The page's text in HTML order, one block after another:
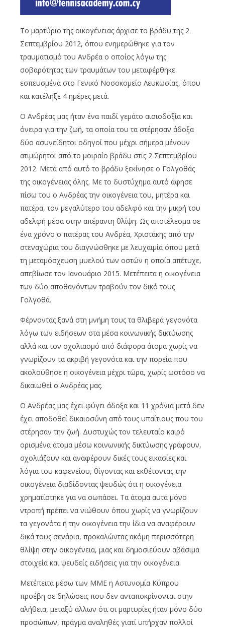
Το μαρτύριο της οικογένειας άρχισε το βράδυ της 2
Σεπτεμβρίου 2012, όπου ενημερώθηκε για τον
τραυματισμό του Ανδρέα ο οποίος λόγω της
σοβαρότητας των τραυμάτων του μεταφέρθηκε
εσπευσμένα στο Γενικό Νοσοκομείο Λευκωσίας, όπου
και κατέληξε 4 ημέρες μετά.
Ο Ανδρέας μας ήταν ένα παιδί γεμάτο αισιοδοξία και
όνειρα για την ζωή, τα οποία του τα στέρησαν άδοξα
δύο ασυνείδητοι οδηγοί που μέχρι σήμερα μένουν
ατιμώρητοι από το μοιραίο βράδυ στις 2 Σεπτεμβρίου
2012. Μετά από αυτό το βράδυ ξεκίνησε ο Γολγοθάς
της οικογένειας όλης. Με το δυστύχημα αυτό άφησε
πίσω του ο Ανδρέας την οικογένεια του, μητέρα και
πατέρα, τον μεγαλύτερο του αδελφό και την μικρή του
αδελφή μέσα στην απέραντη θλίψη. Ως αποτέλεσμα σε
ένα χρόνο ο πατέρας του Ανδρέα, Χριστάκης από την
στεναχώρια του διαγνώσθηκε με λευχαιμία όπου μετά
τη μεταμόσχευση μυελού των οστών η οποία απέτυχε,
απεβίωσε τον Ιανουάριο 2015. Μετέπειτα η οικογένεια
των δύο αποθανόντων τραβούν τον δικό τους
Γολγοθά.
Φέρνοντας ξανά στη μνήμη τους τα θλιβερά γεγονότα
λόγω των ειδήσεων στα μέσα κοινωνικής δικτύωσης
αλλά και τον σχολιασμό από διάφορα άτομα χωρίς να
γνωρίζουν τα ακριβή γεγονότα και την πορεία που
ακολούθησε η οικογένεια μέχρι τώρα, χωρίς ωστόσο να
δικαιωθεί ο Ανδρέας μας.
Ο Ανδρέας μας έχει φύγει άδοξα και 11 χρόνια μετά δεν
έχει αποδοθεί δικαιοσύνη από τους υπαίτιους που του
στέρησαν την ζωή. Δυστυχώς τον τελευταίο καιρό
ορισμένα άτομα μέσω κοινωνικής δικτύωσης γράφουν,
σχολιάζουν και αναφέρουν δικές τους εικασίες και
λόγια του καφενείου, θίγοντας και εκθέτοντας την
οικογένεια διαδίδοντας ψευδώς ότι η οικογένεια
χρηματίστηκε για να σωπάσει. Τα άτομα αυτά μόνο
ντροπή πρέπει να νιώθουν όπου χωρίς να γνωρίζουν
τα γεγονότα ή την οικογένεια την ίδια να αναφέρουν
δικά τους σενάρια, προκαλώντας ακόμη περισσότερη
θλίψη στην οικογένεια, μιας και δημοσιεύουν αβάσιμα
στοιχεία και ψευδείς ειδήσεις για την οικογένεια.
Μετέπειτα μέσω των ΜΜΕ η Αστυνομία Κύπρου
προέβη σε δηλώσεις που δεν ανταποκρίνονται στην
αλήθεια, μεταξύ άλλων ότι οι μαρτυρίες ήταν μόνο δύο
προσώπων, πράγμα αναληθές γιατί υπήρχαν πολλοί